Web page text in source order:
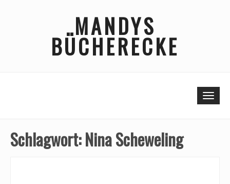
MANDYS
BÜCHERECKE
Schlagwort:Nina Scheweling